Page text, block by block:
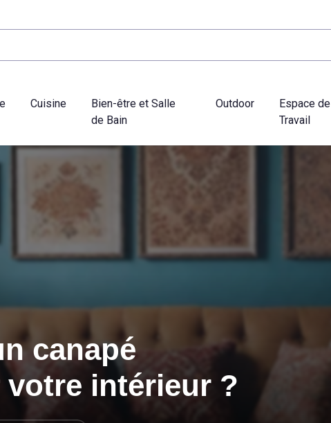
Cuisine
Bien-être et Salle
de Bain
Outdoor
Espace de
Travail
canapé
intérieur ?